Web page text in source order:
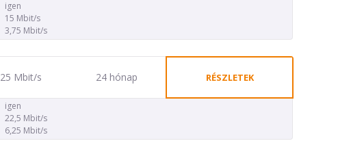
igen
15 Mbit/s
3,75 Mbit/s
25 Mbit/s 24 hónap RÉSZLETEK
igen
22,5 Mbit/s
6,25 Mbit/s